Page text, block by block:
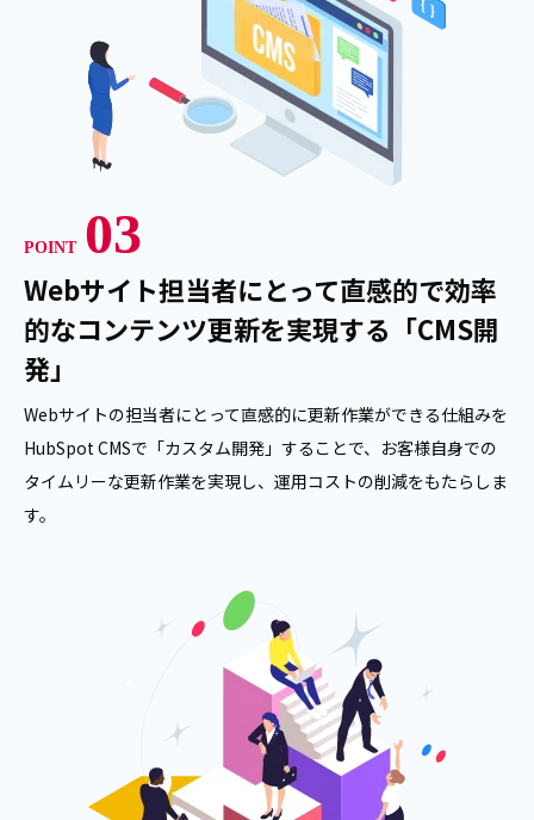
POINT 03
Webサイト担当者にとって直感的で効率
的なコンテンツ更新を実現する「CMS開
発」
Webサイトの担当者にとって直感的に更新作業ができる仕組みを
HubSpot CMSで「カスタム開発」することで、お客様自身での
タイムリーな更新作業を実現し、運用コストの削減をもたらしま
す。